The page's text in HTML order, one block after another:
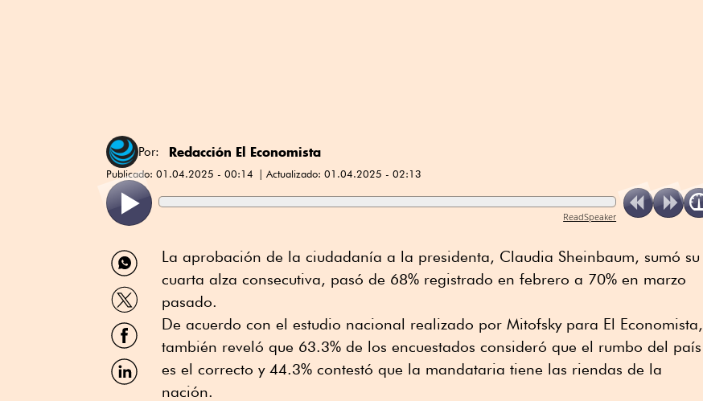
Por: Redacción El Economista
Publicado: 01.04.2025 - 00:14 Actualizado: 01.04.2025 - 02:13
ReadSpeaker
Compartir
por
WhatsApp
Compartir
por
Twitter
Compartir
por
Facebook
Compartir
por
La aprobación de la ciudadanía a la presidenta, Claudia Sheinbaum, sumó su
cuarta alza consecutiva, pasó de 68% registrado en febrero a 70% en marzo
pasado.
De acuerdo con el estudio nacional realizado por Mitofsky para El Economista,
también reveló que 63.3% de los encuestados consideró que el rumbo del país
es el correcto y 44.3% contestó que la mandataria tiene las riendas de la
nación.